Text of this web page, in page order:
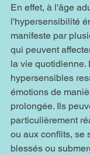
En effet, à l'âge
l'hypersensibilité
manifeste par
qui peuvent
la vie quotidienne.
hypersensibles
émotions de
prolongée. Ils
particulièrement
ou aux conflits, se
blessés ou